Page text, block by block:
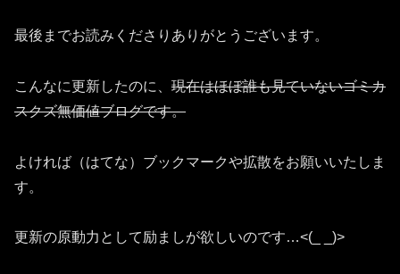
最後までお読みくださりありがとうございます。
こんなに更新したのに、 現在はほぼ誰も見ていないゴミカ
スクズ無価値ブログです。
よければ（はてな）ブックマークや拡散をお願いいたしま
す。
更新の原動力として励ましが欲しいのです…<(_ _)>